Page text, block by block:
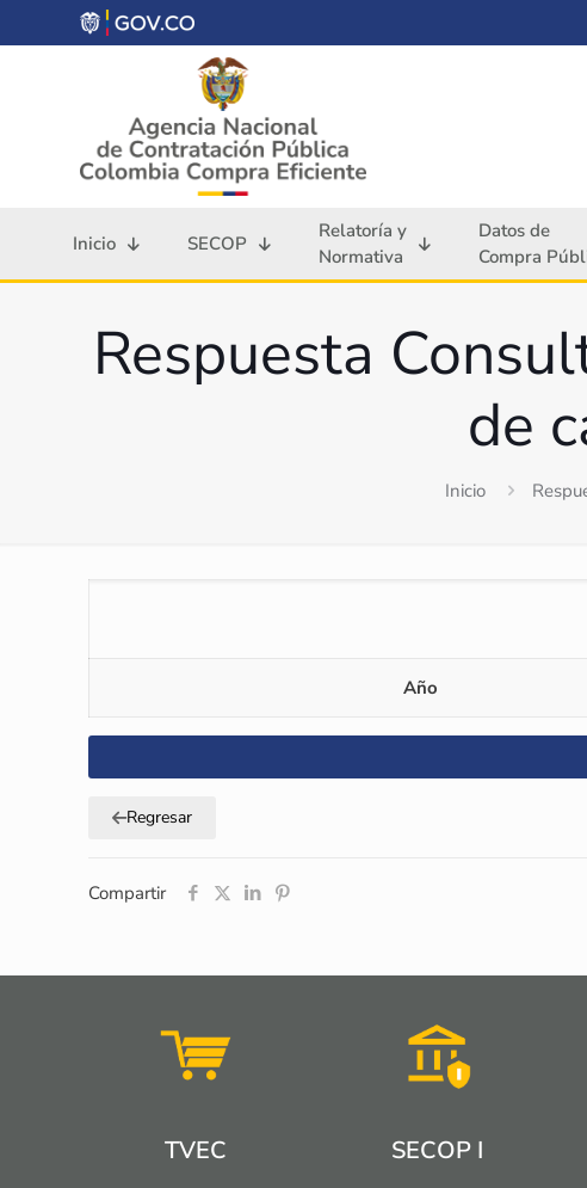
Inicio SECOP
Relatoría y
Normativa
Datos de
Compra
Respuesta
de
Inicio
Año
Regresar
Compartir
TVEC SECOP I